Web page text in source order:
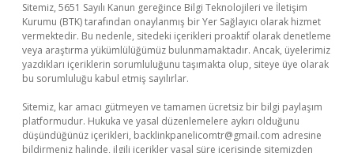
Sitemiz, 5651 Sayılı Kanun gereğince Bilgi Teknolojileri ve İletişim
Kurumu (BTK) tarafından onaylanmış bir Yer Sağlayıcı olarak hizmet
vermektedir. Bu nedenle, sitedeki içerikleri proaktif olarak denetleme
veya araştırma yükümlülüğümüz bulunmamaktadır. Ancak, üyelerimiz
yazdıkları içeriklerin sorumluluğunu taşımakta olup, siteye üye olarak
bu sorumluluğu kabul etmiş sayılırlar.
Sitemiz, kar amacı gütmeyen ve tamamen ücretsiz bir bilgi paylaşım
platformudur. Hukuka ve yasal düzenlemelere aykırı olduğunu
düşündüğünüz içerikleri, backlinkpanelicomtr@gmail.com adresine
bildirmeniz halinde, ilgili içerikler yasal süre içerisinde sitemizden